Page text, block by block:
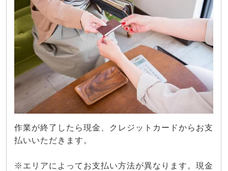
作業が終了したら現金、クレジットカードからお支
払いいただきます。
※エリアによってお支払い方法が異なります。現金